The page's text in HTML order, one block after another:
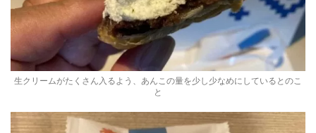
生クリームがたくさん入るよう、あんこの量を少し少なめにしているとのこ
と